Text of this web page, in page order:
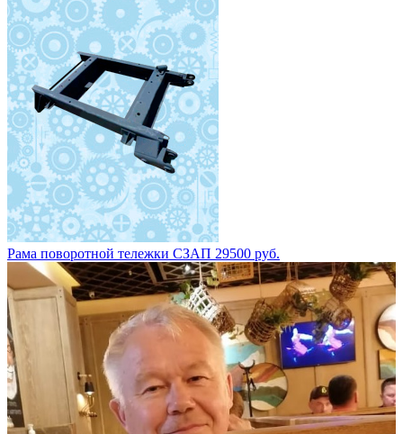
Рама поворотной тележки СЗАП 29500 руб.